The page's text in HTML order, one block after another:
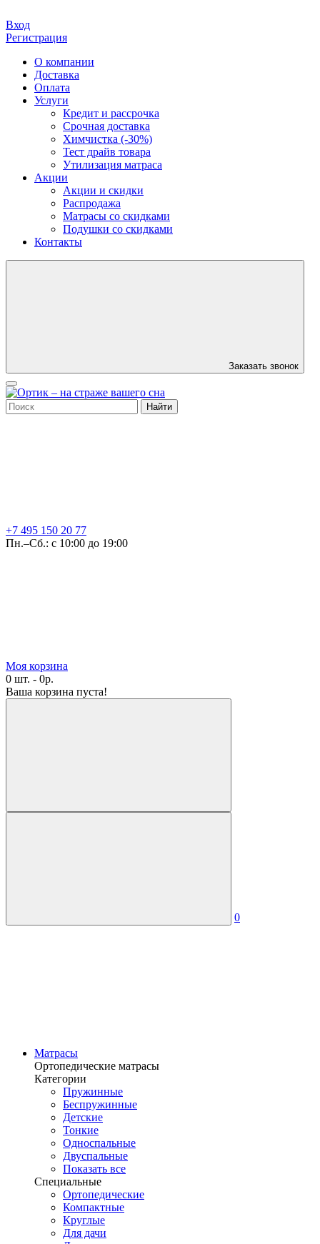
Вход
Регистрация
О компании
Доставка
Оплата
Услуги
Кредит и рассрочка
Срочная доставка
Химчистка (-30%)
Тест драйв товара
Утилизация матраса
Акции
Акции и скидки
Распродажа
Матрасы со скидками
Подушки со скидками
Контакты
Заказать звонок
Найти
+7 495 150 20 77
Пн.–Сб.: с 10:00 до 19:00
Моя корзина
0 шт. - 0р.
Ваша корзина пуста!
0
Матрасы
Ортопедические матрасы
Категории
Пружинные
Беспружинные
Детские
Тонкие
Односпальные
Двуспальные
Показать все
Специальные
Ортопедические
Компактные
Круглые
Для дачи